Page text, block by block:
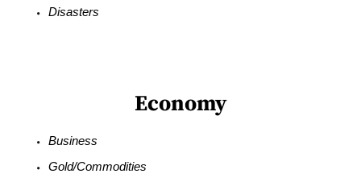
Disasters
Economy
Business
Gold/Commodities